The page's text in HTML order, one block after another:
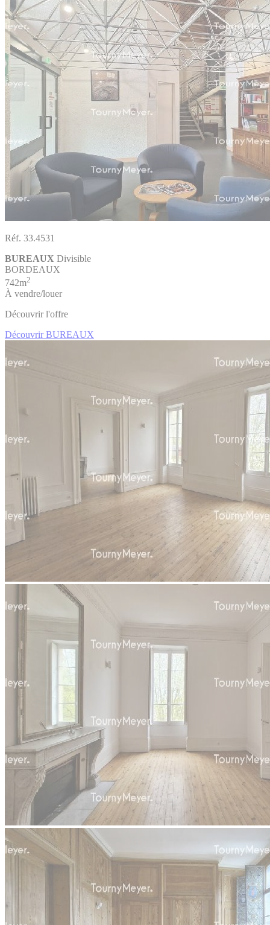
Réf. 33.4531
BUREAUX Divisible
BORDEAUX
742m2
À vendre/louer
Découvrir l'offre
Découvrir BUREAUX